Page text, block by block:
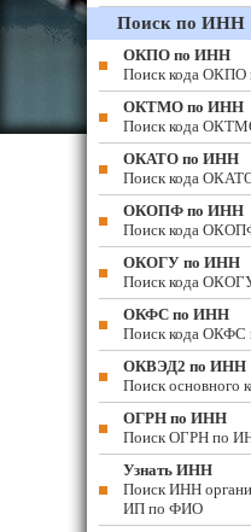
Поиск по ИНН
ОКПО по ИНН
Поиск кода
ОКТМО по ИНН
Поиск кода
ОКАТО по ИНН
Поиск кода
ОКОПФ по ИНН
Поиск кода
ОКОГУ по ИНН
Поиск кода
ОКФС по ИНН
Поиск кода
ОКВЭД2 по ИНН
Поиск
ОГРН по ИНН
Поиск ОГРН по
Узнать ИНН
Поиск ИНН
ИП по ФИО